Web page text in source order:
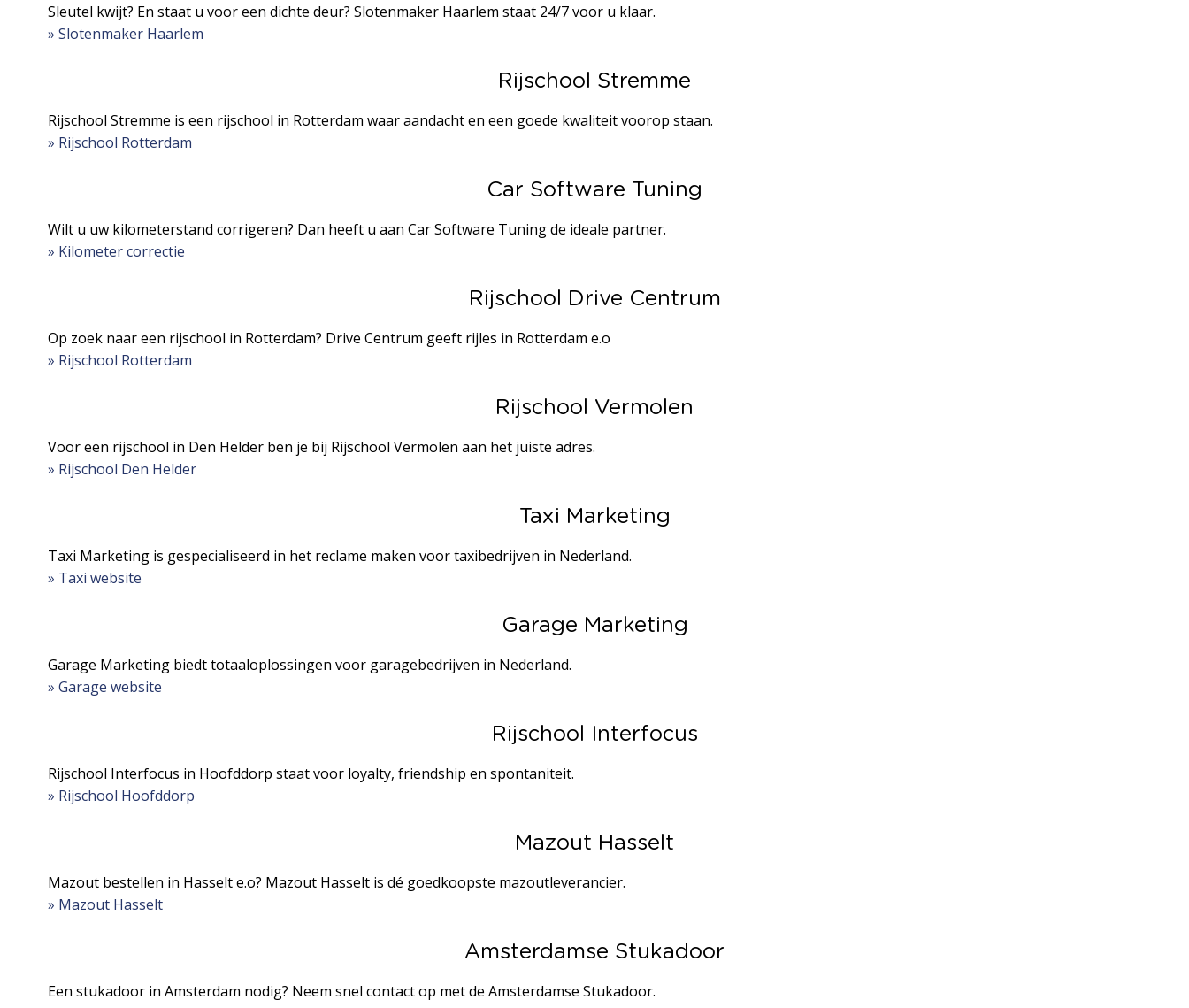
Sleutel kwijt? En staat u voor een dichte deur? Slotenmaker Haarlem staat 24/7 voor u klaar.
» Slotenmaker Haarlem
Rijschool Stremme
Rijschool Stremme is een rijschool in Rotterdam waar aandacht en een goede kwaliteit voorop staan.
» Rijschool Rotterdam
Car Software Tuning
Wilt u uw kilometerstand corrigeren? Dan heeft u aan Car Software Tuning de ideale partner.
» Kilometer correctie
Rijschool Drive Centrum
Op zoek naar een rijschool in Rotterdam? Drive Centrum geeft rijles in Rotterdam e.o
» Rijschool Rotterdam
Rijschool Vermolen
Voor een rijschool in Den Helder ben je bij Rijschool Vermolen aan het juiste adres.
» Rijschool Den Helder
Taxi Marketing
Taxi Marketing is gespecialiseerd in het reclame maken voor taxibedrijven in Nederland.
» Taxi website
Garage Marketing
Garage Marketing biedt totaaloplossingen voor garagebedrijven in Nederland.
» Garage website
Rijschool Interfocus
Rijschool Interfocus in Hoofddorp staat voor loyalty, friendship en spontaniteit.
» Rijschool Hoofddorp
Mazout Hasselt
Mazout bestellen in Hasselt e.o? Mazout Hasselt is dé goedkoopste mazoutleverancier.
» Mazout Hasselt
Amsterdamse Stukadoor
Een stukadoor in Amsterdam nodig? Neem snel contact op met de Amsterdamse Stukadoor.